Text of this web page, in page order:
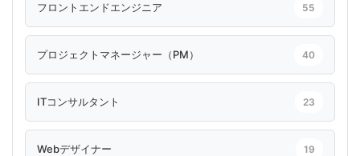
フロントエンドエンジニア 55
プロジェクトマネージャー（PM） 40
ITコンサルタント 23
Webデザイナー 19